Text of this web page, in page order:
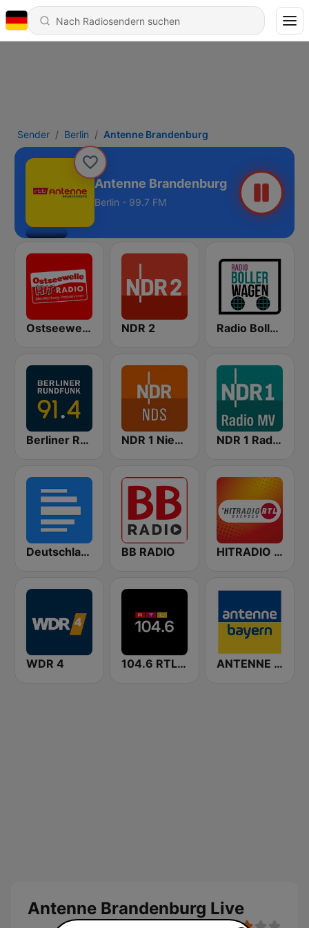
Sender Berlin Antenne Brandenburg
Antenne Brandenburg
Berlin - 99.7 FM
Ostseewelle Hit-Radio 105.6 NDR 2 Radio Bollerwagen
Berliner Rundfunk 91.4 NDR 1 Niedersachsen NDR 1 Radio MV
Deutschlandfunk BB RADIO HITRADIO RTL Sachsen
WDR 4 104.6 RTL Berlins Hitradio ANTENNE BAYERN
Antenne Brandenburg Live